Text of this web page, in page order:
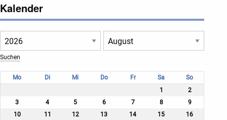
Kalender
Mo Di Mi Do Fr Sa
So
1
2
3
4 5 6 7 8
9
10
11 12 13 14 15
16